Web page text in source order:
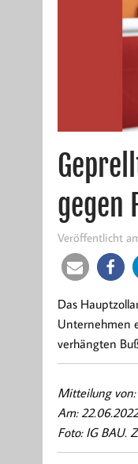
gegen
Veröffentlicht
Das
Unternehmen
verhängten
Mitteilung von:
Am: 22.06.2022
Foto: IG BAU.